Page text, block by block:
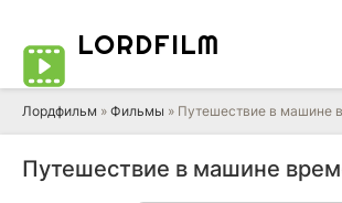
LORDFILM
Лордфильм » Фильмы » Путешествие в машине
Путешествие в машине